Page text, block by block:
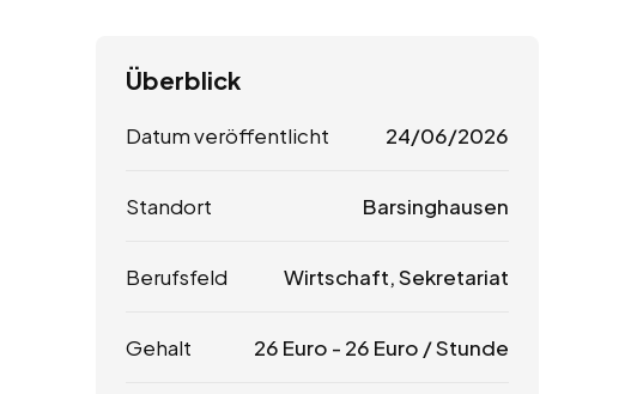
Überblick
Datum veröffentlicht 24/06/2026
Standort Barsinghausen
Berufsfeld Wirtschaft, Sekretariat
Gehalt 26 Euro - 26 Euro / Stunde